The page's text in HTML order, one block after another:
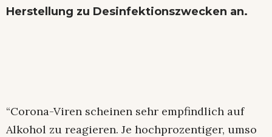
Herstellung zu Desinfektionszwecken an.
“Corona-Viren scheinen sehr empfindlich auf
Alkohol zu reagieren. Je hochprozentiger, umso